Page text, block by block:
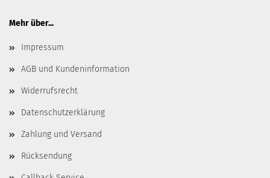
Mehr über...
Impressum
AGB und Kundeninformation
Widerrufsrecht
Datenschutzerklärung
Zahlung und Versand
Rücksendung